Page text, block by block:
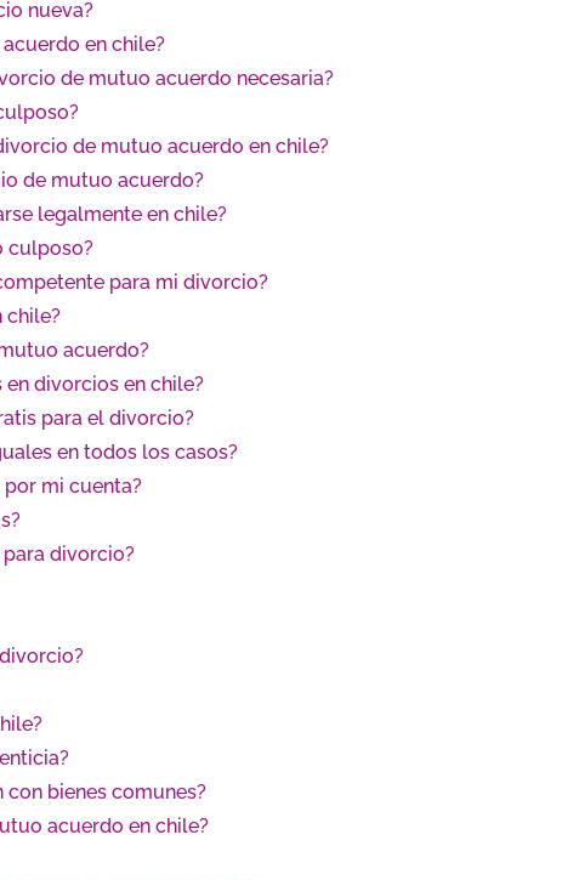
nueva?
en chile?
de mutuo acuerdo necesaria?
de mutuo acuerdo en chile?
de mutuo acuerdo?
legalmente en chile?
culposo?
para mi divorcio?
chile?
acuerdo?
divorcios en chile?
para el divorcio?
en todos los casos?
mi cuenta?
divorcio?
con bienes comunes?
acuerdo en chile?